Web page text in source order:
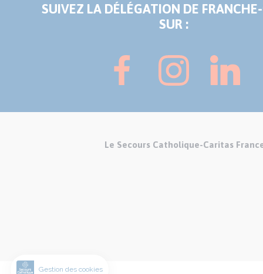
SUIVEZ LA DÉLÉGATION DE
SUR :
Le Secours Catholique-Caritas